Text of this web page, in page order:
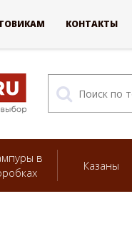
в
Казаны
КОНТАКТЫ